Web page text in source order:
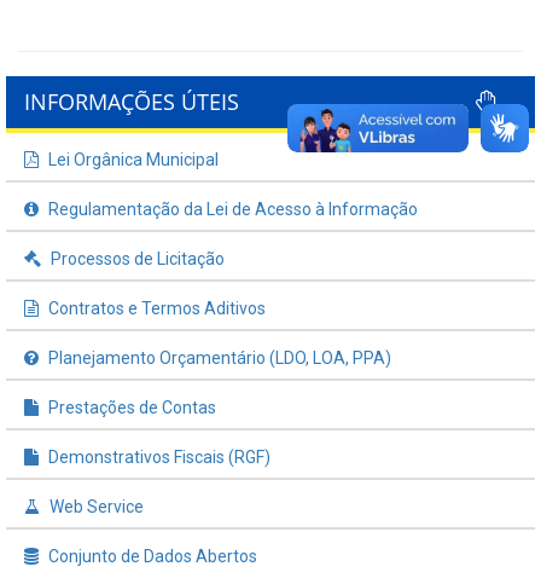
INFORMAÇÕES ÚTEIS
Lei Orgânica Municipal
Regulamentação da Lei de Acesso à Informação
Processos de Licitação
Contratos e Termos Aditivos
Planejamento Orçamentário (LDO, LOA, PPA)
Prestações de Contas
Demonstrativos Fiscais (RGF)
Web Service
Conjunto de Dados Abertos